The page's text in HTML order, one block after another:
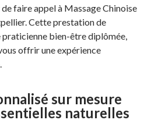
faire appel à Massage Chinoise
Cette prestation de
praticienne bien-être diplômée,
offrir une expérience
sur mesure
naturelles